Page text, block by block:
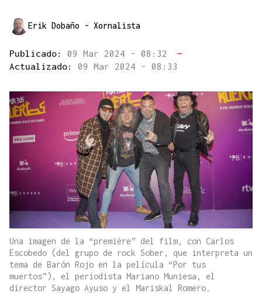
Erik Dobaño - Xornalista
Publicado: 09 Mar 2024 - 08:32
—
Actualizado: 09 Mar 2024 - 08:33
Una imagen de la “première” del film, con Carlos
Escobedo (del grupo de rock Sober, que interpreta un
tema de Barón Rojo en la película “Por tus
muertos”), el periodista Mariano Muniesa, el
director Sayago Ayuso y el Mariskal Romero.